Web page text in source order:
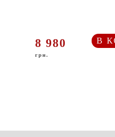
8 980
грн.
В